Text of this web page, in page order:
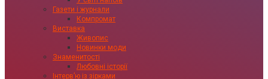
Газети і журнали
Компромат
Виставка
Живопис
Новинки моди
Знаменитості
Любовні історії
Інтервʼю із зірками